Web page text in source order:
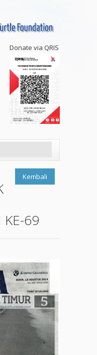
Donate via QRIS
Kembali
KE-69